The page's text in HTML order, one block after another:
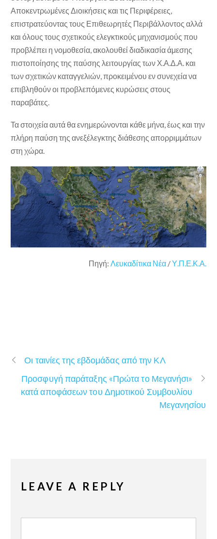
Αποκεντρωμένες Διοικήσεις και τις Περιφέρειες,
επιστρατεύοντας τους Επιθεωρητές Περιβάλλοντος αλλά
και όλους τους σχετικούς ελεγκτικούς μηχανισμούς που
προβλέπει η νομοθεσία, ακολουθεί διαδικασία άμεσης
πιστοποίησης της παύσης λειτουργίας των Χ.Α.Δ.Α. και
των σχετικών καταγγελιών, προκειμένου εν συνεχεία να
επιβληθούν οι προβλεπόμενες κυρώσεις στους
παραβάτες.
Τα στοιχεία αυτά θα ενημερώνονται κάθε μήνα, έως και την
πλήρη παύση της ανεξέλεγκτης διάθεσης απορριμμάτων
στη χώρα.
Πηγή: Λευκαδίτικα Νέα/Υ.Π.Ε.Κ.Α.
Οι ταινίες της εβδομάδας από την ΚΛ
Προσφυγή παράταξης «Πρώτα το Μεγανήσι»
κατά αποφάσεων του Δημοτικού Συμβουλίου
Μεγανησίου
LEAVE A REPLY